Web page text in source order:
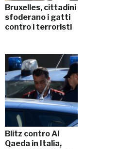
Bruxelles, cittadini
sfoderano i gatti
contro i terroristi
Blitz contro Al
Qaeda in Italia,